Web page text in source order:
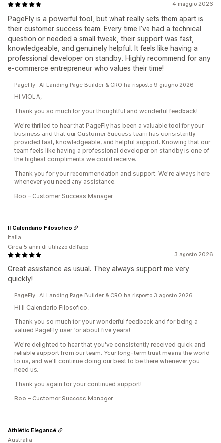
4 maggio 2026
PageFly is a powerful tool, but what really sets them apart is
their customer success team. Every time I’ve had a technical
question or needed a small tweak, their support was fast,
knowledgeable, and genuinely helpful. It feels like having a
professional developer on standby. Highly recommend for any
e-commerce entrepreneur who values their time!
PageFly | AI Landing Page Builder & CRO ha risposto 9 giugno 2026
Hi VIOLA,
Thank you so much for your thoughtful and wonderful feedback!
We're thrilled to hear that PageFly has been a valuable tool for your
business and that our Customer Success team has consistently
provided fast, knowledgeable, and helpful support. Knowing that our
team feels like having a professional developer on standby is one of
the highest compliments we could receive.
Thank you for your recommendation and support. We're always here
whenever you need any assistance.
Boo – Customer Success Manager
3 agosto 2026
Great assistance as usual. They always support me very
quickly!
Il Calendario Filosofico
Italia
Circa 5 anni di utilizzo dell’app
PageFly | AI Landing Page Builder & CRO ha risposto 3 agosto 2026
Hi Il Calendario Filosofico,
Thank you so much for your wonderful feedback and for being a
valued PageFly user for about five years!
We're delighted to hear that you've consistently received quick and
reliable support from our team. Your long-term trust means the world
to us, and we'll continue doing our best to be there whenever you
need us.
Thank you again for your continued support!
Boo – Customer Success Manager
Athlétic Elegancé
Australia